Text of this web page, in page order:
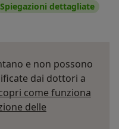
Spiegazioni dettagliate
e non possono
dai dottori a
come funziona
delle